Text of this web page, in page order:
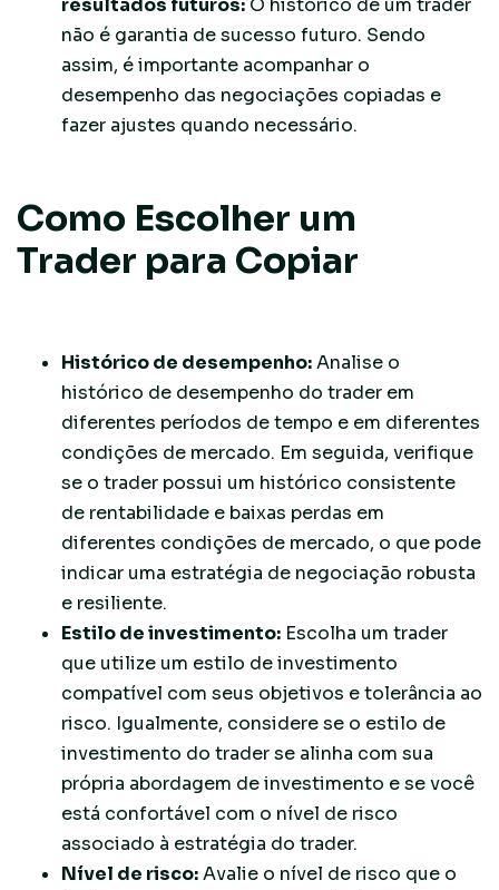
não é garantia de sucesso futuro. Sendo
assim, é importante acompanhar o
desempenho das negociações copiadas e
fazer ajustes quando necessário.
Como Escolher um
Trader para Copiar
Histórico de desempenho:Analise o
histórico de desempenho do trader em
diferentes períodos de tempo e em diferentes
condições de mercado. Em seguida, verifique
se o trader possui um histórico consistente
de rentabilidade e baixas perdas em
diferentes condições de mercado, o que pode
indicar uma estratégia de negociação robusta
e resiliente.
Estilo de investimento: Escolha um trader
que utilize um estilo de investimento
compatível com seus objetivos e tolerância ao
risco. Igualmente, considere se o estilo de
investimento do trader se alinha com sua
própria abordagem de investimento e se você
está confortável com o nível de risco
associado à estratégia do trader.
Nível de risco:Avalie o nível de risco que o